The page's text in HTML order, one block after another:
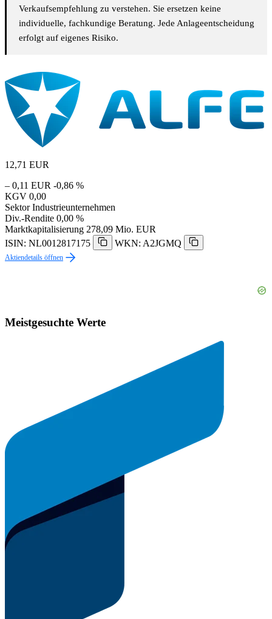
Verkaufsempfehlung zu verstehen. Sie ersetzen keine
individuelle, fachkundige Beratung. Jede Anlageentscheidung
erfolgt auf eigenes Risiko.
12,71 EUR
– 0,11 EUR -0,86 %
KGV 0,00
Sektor Industrieunternehmen
Div.-Rendite 0,00 %
Marktkapitalisierung 278,09 Mio. EUR
ISIN: NL0012817175
WKN: A2JGMQ
Aktiendetails öffnen
Meistgesuchte Werte